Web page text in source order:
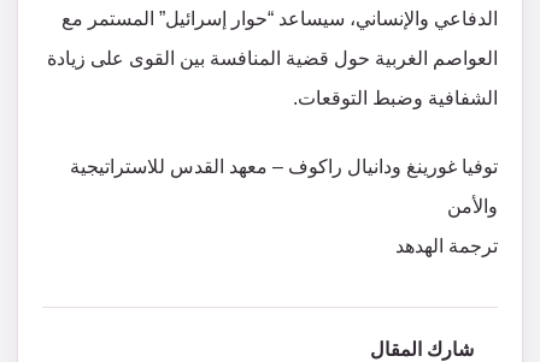
الدفاعي والإنساني، سيساعد “حوار إسرائيل” المستمر مع
العواصم الغربية حول قضية المنافسة بين القوى على زيادة
الشفافية وضبط التوقعات.
توفيا غورينغ ودانيال راكوف – معهد القدس للاستراتيجية
والأمن
ترجمة الهدهد
شارك المقال